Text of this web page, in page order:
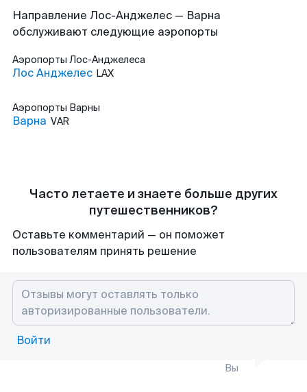
Направление Лос-Анджелес — Варна
обслуживают следующие аэропорты
Аэропорты Лос-Анджелеса
Лос Анджелес LAX
Аэропорты Варны
Варна VAR
Часто летаете и знаете больше других
путешественников?
Оставьте комментарий — он поможет
пользователям принять решение
Войти
Вы